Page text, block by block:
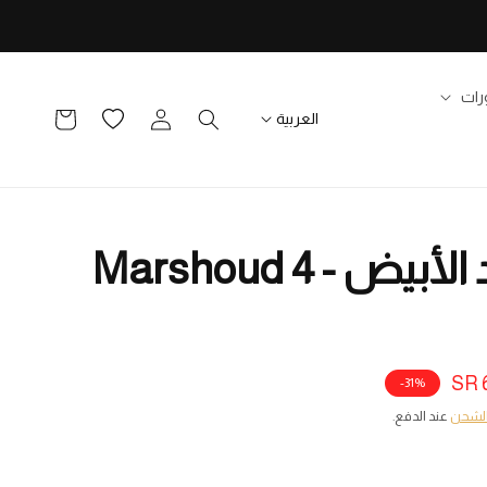
العربية
الدخول
الرغبات
التسوق
مرشود الأبيض - Marshoud 4
31%-
الشحن عند الدفع.